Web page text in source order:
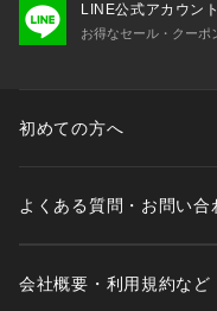
LINE公式アカウント
お得なセール・クーポ
初めての方へ
よくある質問・お問い合
会社概要・利用規約など